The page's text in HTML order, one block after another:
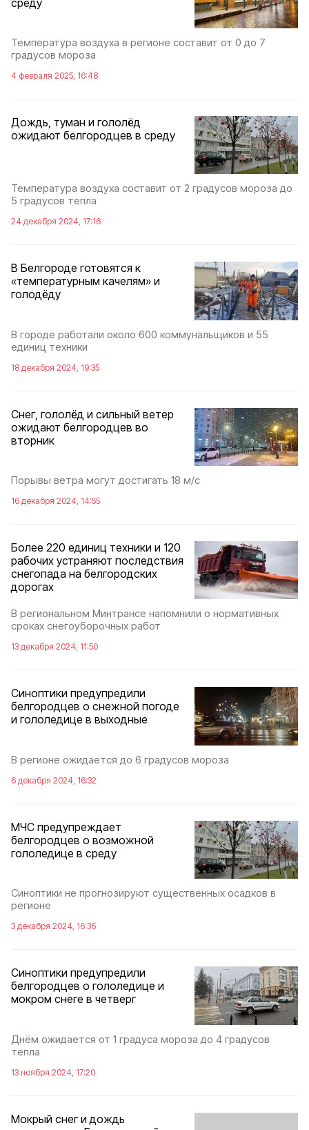
Температура воздуха в регионе составит от 0 до 7
градусов мороза
4 февраля 2025, 16:48
Дождь, туман и гололёд
ожидают белгородцев в среду
Температура воздуха составит от 2 градусов мороза до
5 градусов тепла
24 декабря 2024, 17:16
В Белгороде готовятся к
«температурным качелям» и
голодёду
В городе работали около 600 коммунальщиков и 55
единиц техники
18 декабря 2024, 19:35
Снег, гололёд и сильный ветер
ожидают белгородцев во
вторник
Порывы ветра могут достигать 18 м/с
16 декабря 2024, 14:55
Более 220 единиц техники и 120
рабочих устраняют последствия
снегопада на белгородских
дорогах
В региональном Минтрансе напомнили о нормативных
сроках снегоуборочных работ
13 декабря 2024, 11:50
Синоптики предупредили
белгородцев о снежной погоде
и гололедице в выходные
В регионе ожидается до 6 градусов мороза
6 декабря 2024, 16:32
МЧС предупреждает
белгородцев о возможной
гололедице в среду
Синоптики не прогнозируют существенных осадков в
регионе
3 декабря 2024, 16:36
Синоптики предупредили
белгородцев о гололедице и
мокром снеге в четверг
Днём ожидается от 1 градуса мороза до 4 градусов
тепла
13 ноября 2024, 17:20
Мокрый снег и дождь